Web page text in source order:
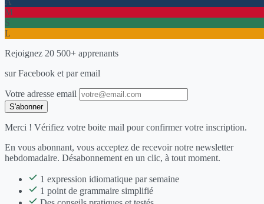
M
S
L
Rejoignez 20 500+ apprenants
sur Facebook et par email
Votre adresse email
S'abonner
Merci ! Vérifiez votre boite mail pour confirmer votre inscription.
En vous abonnant, vous acceptez de recevoir notre newsletter
hebdomadaire. Désabonnement en un clic, à tout moment.
1 expression idiomatique par semaine
1 point de grammaire simplifié